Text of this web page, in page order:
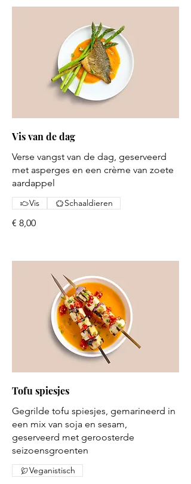
Vis van de dag
Verse vangst van de dag, geserveerd
met asperges en een crème van zoete
aardappel
€ 8,00
Vis Schaaldieren
Tofu spiesjes
Gegrilde tofu spiesjes, gemarineerd in
een mix van soja en sesam,
geserveerd met geroosterde
seizoensgroenten
Veganistisch